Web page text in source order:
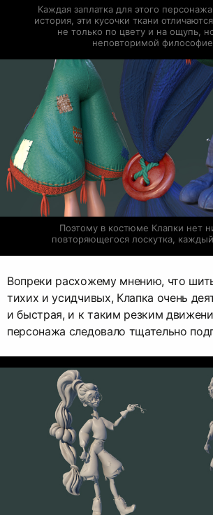
Каждая заплатка для этого
история, эти кусочки ткани
не только по цвету и на ощупь,
неповторимой
Поэтому в костюме Клапки нет
повторяющегося лоскутка,
Вопреки расхожему мнению, что
тихих и усидчивых, Клапка очень
и быстрая, и к таким резким
персонажа следовало тщательно